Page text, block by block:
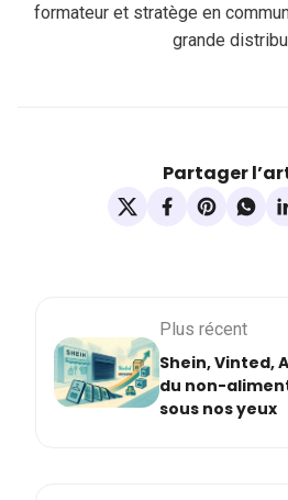
formateur et stratège en
grande
Partager
Plus récent
Shein, Vinted,
du non-
sous nos yeux